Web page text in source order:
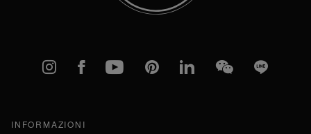
Instagram
FacebookYouTubePinterestlinkedInWeChatLine
INFORMAZIONI